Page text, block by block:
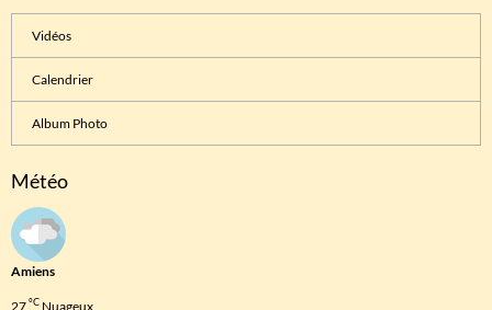
Vidéos
Calendrier
Album Photo
Météo
Amiens
27°C Nuageux